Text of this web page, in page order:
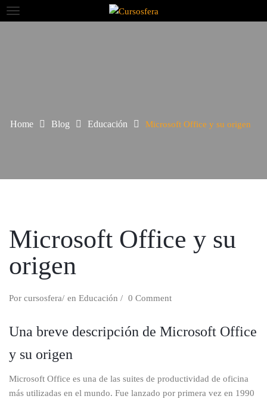
Home Blog Educación Microsoft Office y su origen
Microsoft Office y su
origen
Por cursosfera en Educación 0 Comment
Una breve descripción de Microsoft Office
y su origen
Microsoft Office es una de las suites de productividad de oficina
más utilizadas en el mundo. Fue lanzado por primera vez en 1990